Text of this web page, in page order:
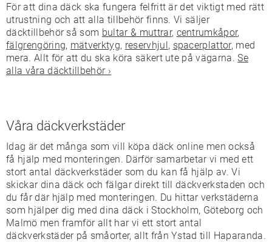
För att dina däck ska fungera felfritt är det viktigt med rätt
utrustning och att alla tillbehör finns. Vi säljer
däcktillbehör så som bultar & muttrar, centrumkåpor,
fälgrengöring, mätverktyg, reservhjul, spacerplattor, med
mera. Allt för att du ska köra säkert ute på vägarna.Se
alla våra däcktillbehör ›
Våra däckverkstäder
Idag är det många som vill köpa däck online men också
få hjälp med monteringen. Därför samarbetar vi med ett
stort antal däckverkstäder som du kan få hjälp av. Vi
skickar dina däck och fälgar direkt till däckverkstaden och
du får där hjälp med monteringen. Du hittar verkstäderna
som hjälper dig med dina däck i Stockholm, Göteborg och
Malmö men framför allt har vi ett stort antal
däckverkstäder på småorter, allt från Ystad till Haparanda.